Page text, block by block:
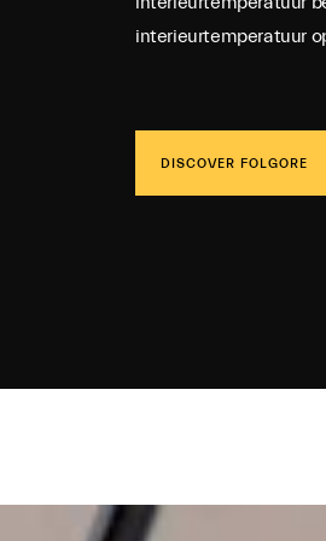
interieurtemperatuur
DISCOVER FOLGORE